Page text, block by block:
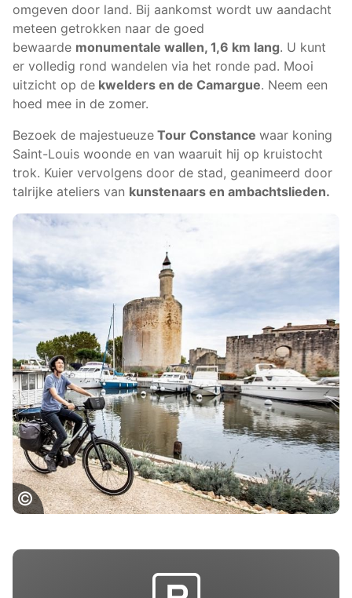
omgeven door land. Bij aankomst wordt uw aandacht
meteen getrokken naar de goed
bewaarde monumentale wallen, 1,6 km lang. U kunt
er volledig rond wandelen via het ronde pad. Mooi
uitzicht op de kwelders en de Camargue. Neem een
hoed mee in de zomer.
Bezoek de majestueuze Tour Constance waar koning
Saint-Louis woonde en van waaruit hij op kruistocht
trok. Kuier vervolgens door de stad, geanimeerd door
talrijke ateliers van kunstenaars en ambachtslieden.